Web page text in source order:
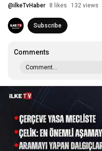
@ilkeTvHaber 8 likes 132 views
Subscribe
Comments
Comment...